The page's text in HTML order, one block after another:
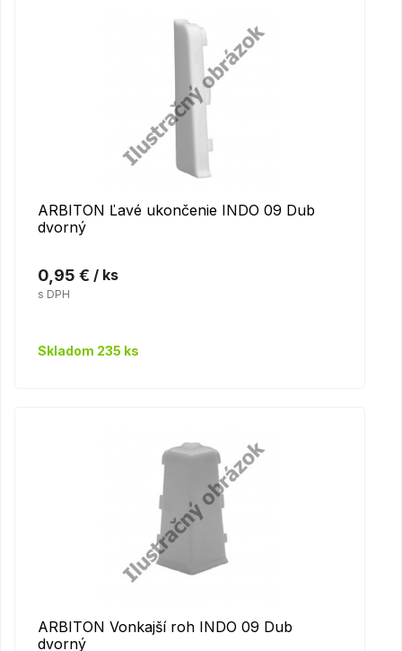
ARBITON Ľavé ukončenie INDO 09 Dub
dvorný
0,95 € / ks
s DPH
Skladom 235 ks
ARBITON Vonkajší roh INDO 09 Dub
dvorný